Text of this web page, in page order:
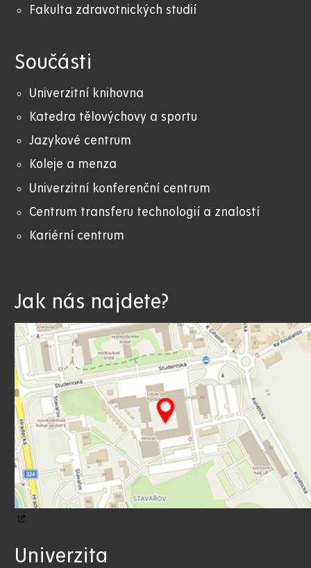
Fakulta zdravotnických studií
Součásti
Univerzitní knihovna
Katedra tělovýchovy a sportu
Jazykové centrum
Koleje a menza
Univerzitní konferenční centrum
Centrum transferu technologií a znalostí
Kariérní centrum
Jak nás najdete?
Univerzita